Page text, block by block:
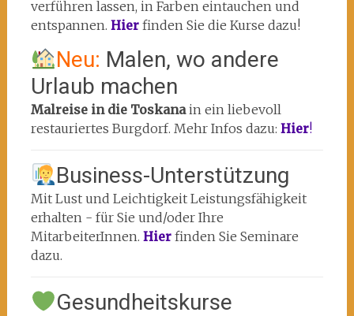
verführen lassen, in Farben eintauchen und
entspannen. Hier finden Sie die Kurse dazu!
Neu: Malen, wo andere
Urlaub machen
Malreise in die Toskanain ein liebevoll
restauriertes Burgdorf. Mehr Infos dazu: Hier!
Business-Unterstützung
Mit Lust und Leichtigkeit Leistungsfähigkeit
erhalten - für Sie und/oder Ihre
MitarbeiterInnen. Hier finden Sie Seminare
dazu.
Gesundheitskurse